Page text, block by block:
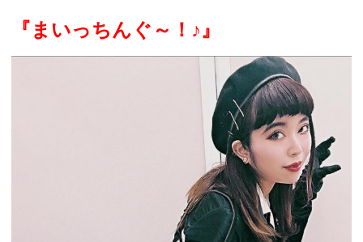
『まいっちんぐ～！ ♪』